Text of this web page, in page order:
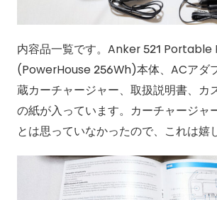
内容品一覧です。Anker 521
(PowerHouse 256Wh)本体、ACアダ
蔵カーチャージャー、取扱説明書、カ
の紙が入っています。カーチャージャ
とは思っていなかったので、これは嬉